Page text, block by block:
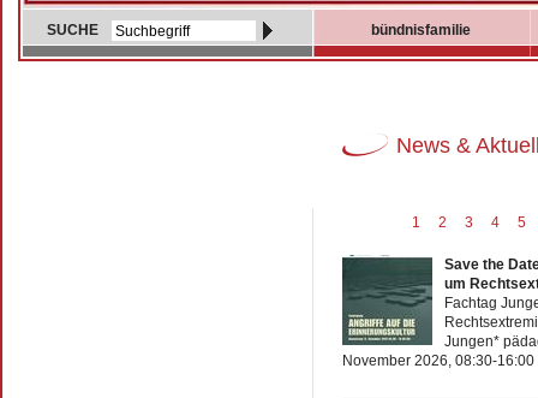
SUCHE bündnisfamilie
News &
1 2 3 4 5
Save the
um
Fachtag
Jungen*
November 2026, 08:30-